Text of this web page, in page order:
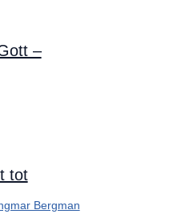
–
tot
Bergman